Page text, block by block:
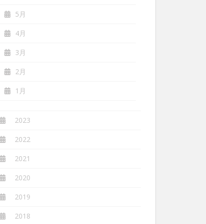
5月
4月
3月
2月
1月
2023
2022
2021
2020
2019
2018